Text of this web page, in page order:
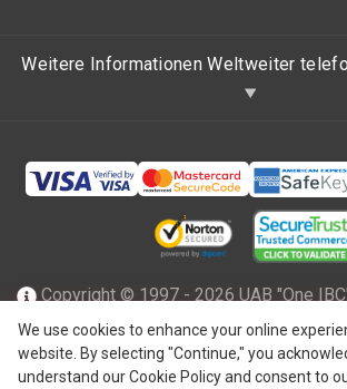
We use cookies to enhance your online
website. By selecting "Continue," you
understand our Cookie Policy and consent to
Weitere Informationen Weltweiter
Copyright © 1997 - 2026 UAB "One
der Republik Litauen mit beschränkter
des One IBC Netzwerks einer